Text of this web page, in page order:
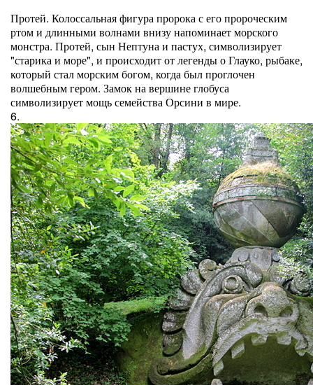
Протей. Колоссальная фигура пророка с его пророческим
ртом и длинными волнами внизу напоминает морского
монстра. Протей, сын Нептуна и пастух, символизирует
"старика и море", и происходит от легенды о Глауко, рыбаке,
который стал морским богом, когда был проглочен
волшебным гером. Замок на вершине глобуса
символизирует мощь семейства Орсини в мире.
6.